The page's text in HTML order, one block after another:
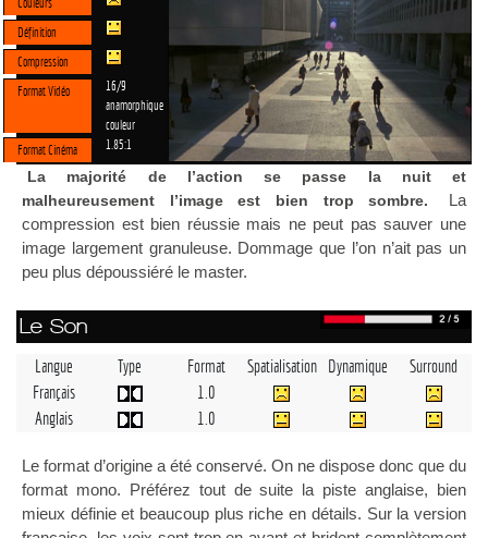
Couleurs
Définition
Compression
Format Vidéo
16/9
anamorphique
couleur
Format Cinéma
1.85:1
La majorité de l’action se passe la nuit et
malheureusement l’image est bien trop sombre.
La
compression est bien réussie mais ne peut pas sauver une
image largement granuleuse. Dommage que l’on n’ait pas un
peu plus dépoussiéré le master.
Le Son
Langue Type Format Spatialisation Dynamique
Surround
Français
1.0
Anglais
1.0
Le format d’origine a été conservé. On ne dispose donc que du
format mono. Préférez tout de suite la piste anglaise, bien
mieux définie et beaucoup plus riche en détails. Sur la version